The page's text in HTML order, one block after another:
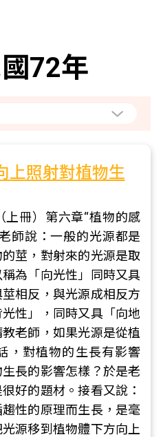
72年
上照射對植物生
上冊）第六章“植物的感
師說：一般的光源都是
莖，對射來的光源是取
為「向光性」同時又具
莖相反，與光源成相反方
性」，同時又具「向地
老師，如果光源是從植
，對植物的生長有影響
長的影響怎樣？於是老
好的題材。接看又說：
性的原理而生長，是毫
源移到植物體下方向上